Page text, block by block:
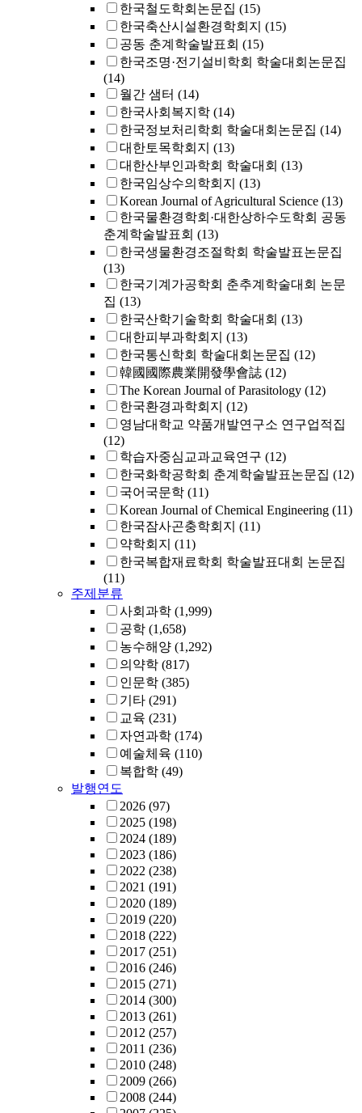
한국철도학회논문집 (15)
한국축산시설환경학회지 (15)
공동 춘계학술발표회 (15)
한국조명·전기설비학회 학술대회논문집
(14)
월간 샘터 (14)
한국사회복지학 (14)
한국정보처리학회 학술대회논문집 (14)
대한토목학회지 (13)
대한산부인과학회 학술대회 (13)
한국임상수의학회지 (13)
Korean Journal of Agricultural Science (13)
한국물환경학회·대한상하수도학회 공동
춘계학술발표회 (13)
한국생물환경조절학회 학술발표논문집
(13)
한국기계가공학회 춘추계학술대회 논문
집 (13)
한국산학기술학회 학술대회 (13)
대한피부과학회지 (13)
한국통신학회 학술대회논문집 (12)
韓國國際農業開發學會誌 (12)
The Korean Journal of Parasitology (12)
한국환경과학회지 (12)
영남대학교 약품개발연구소 연구업적집
(12)
학습자중심교과교육연구 (12)
한국화학공학회 춘계학술발표논문집 (12)
국어국문학 (11)
Korean Journal of Chemical Engineering (11)
한국잠사곤충학회지 (11)
약학회지 (11)
한국복합재료학회 학술발표대회 논문집
(11)
주제분류
사회과학 (1,999)
공학 (1,658)
농수해양 (1,292)
의약학 (817)
인문학 (385)
기타 (291)
교육 (231)
자연과학 (174)
예술체육 (110)
복합학 (49)
발행연도
2026 (97)
2025 (198)
2024 (189)
2023 (186)
2022 (238)
2021 (191)
2020 (189)
2019 (220)
2018 (222)
2017 (251)
2016 (246)
2015 (271)
2014 (300)
2013 (261)
2012 (257)
2011 (236)
2010 (248)
2009 (266)
2008 (244)